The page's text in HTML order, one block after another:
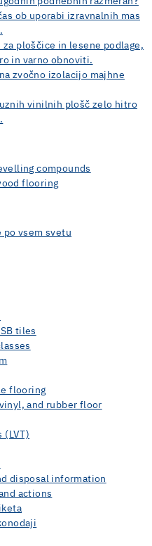
ob uporabi izravnalnih mas
za ploščice in lesene podlage,
in varno obnoviti.
zvočno izolacijo majhne
vinilnih plošč zelo hitro
compounds
flooring
vsem svetu
tiles
flooring
and rubber floor
(LVT)
disposal information
actions